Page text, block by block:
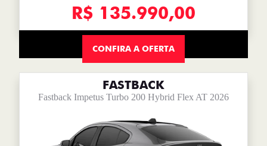
R$ 135.990,00
CONFIRA A OFERTA
FASTBACK
Fastback Impetus Turbo 200 Hybrid Flex AT 2026